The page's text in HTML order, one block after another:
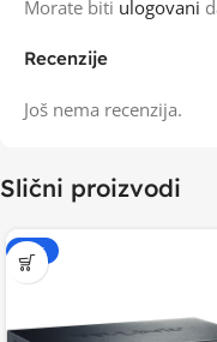
Recenzije
Još nema recenzija.
Morate biti ulogovani
Slični proizvodi
-20%